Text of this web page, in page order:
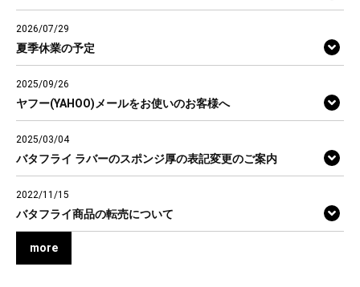
2026/07/29
夏季休業の予定
2025/09/26
ヤフー(YAHOO)メールをお使いのお客様へ
2025/03/04
バタフライ ラバーのスポンジ厚の表記変更のご案内
2022/11/15
バタフライ商品の転売について
more